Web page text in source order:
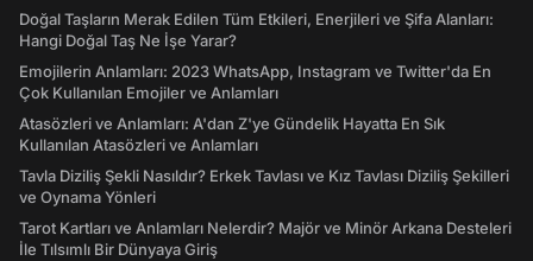
Doğal Taşların Merak Edilen Tüm Etkileri, Enerjileri ve Şifa Alanları:
Hangi Doğal Taş Ne İşe Yarar?
Emojilerin Anlamları: 2023 WhatsApp, Instagram ve Twitter'da En
Çok Kullanılan Emojiler ve Anlamları
Atasözleri ve Anlamları: A'dan Z'ye Gündelik Hayatta En Sık
Kullanılan Atasözleri ve Anlamları
Tavla Diziliş Şekli Nasıldır? Erkek Tavlası ve Kız Tavlası Diziliş Şekilleri
ve Oynama Yönleri
Tarot Kartları ve Anlamları Nelerdir? Majör ve Minör Arkana Desteleri
İle Tılsımlı Bir Dünyaya Giriş